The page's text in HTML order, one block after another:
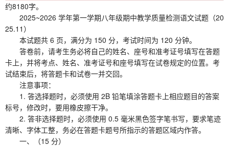
约8180字。
2025~2026 学年第一学期八年级期中教学质量检测语文试题（20
25.11）
本试题共 6 页，满分为 150 分，考试时间为 120 分钟。
答卷前，请考生务必将自己的姓名、座号和准考证号填写在答题
卡上，并将考点、姓名、准考证号和座号填写在试卷规定的位置。考
试结束后，将答题卡和试卷一并交回。
注意事项：
1. 答选择题时，必须使用 2B 铅笔填涂答题卡上相应题目的答案
标号，修改时，要用橡皮擦干净。
2. 答非选择题时，必须使用 0.5 毫米黑色签字笔书写，要求笔迹
清晰、字体工整，务必在答题卡题号所指示的答题区域内作答。
一、（15 分）